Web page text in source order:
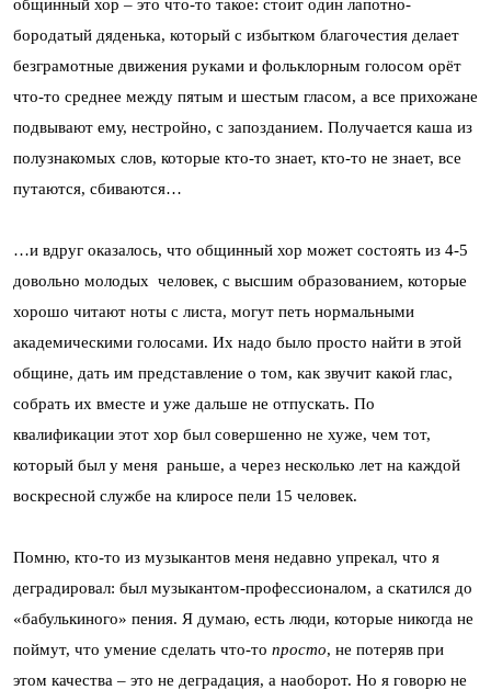
общинный хор – это что-то такое: стоит один лапотно-
бородатый дяденька, который с избытком благочестия делает
безграмотные движения руками и фольклорным голосом орёт
что-то среднее между пятым и шестым гласом, а все прихожане
подвывают ему, нестройно, с запозданием. Получается каша из
полузнакомых слов, которые кто-то знает, кто-то не знает, все
путаются, сбиваются…
…и вдруг оказалось, что общинный хор может состоять из 4-5
довольно молодых человек, с высшим образованием, которые
хорошо читают ноты с листа, могут петь нормальными
академическими голосами. Их надо было просто найти в этой
общине, дать им представление о том, как звучит какой глас,
собрать их вместе и уже дальше не отпускать. По
квалификации этот хор был совершенно не хуже, чем тот,
который был у меня раньше, а через несколько лет на каждой
воскресной службе на клиросе пели 15 человек.
Помню, кто-то из музыкантов меня недавно упрекал, что я
деградировал: был музыкантом-профессионалом, а скатился до
«бабулькиного» пения. Я думаю, есть люди, которые никогда не
поймут, что умение сделать что-то просто, не потеряв при
этом качества – это не деградация, а наоборот. Но я говорю не